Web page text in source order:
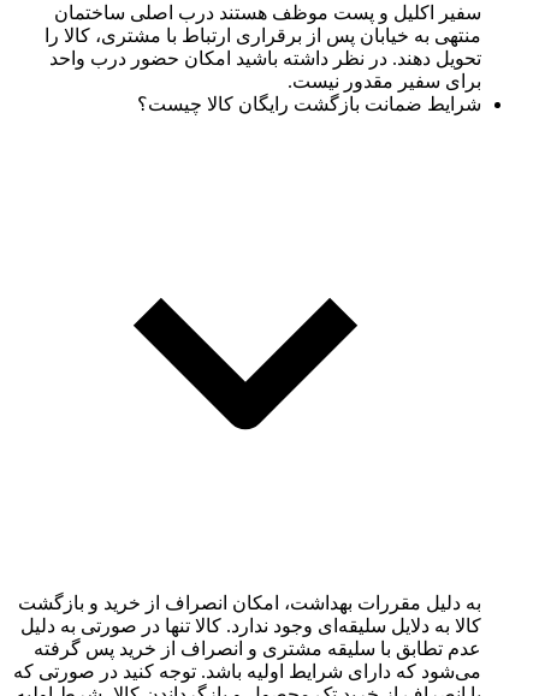
سفیر اکلیل و پست موظف هستند درب اصلی ساختمان
منتهی به خیابان پس از برقراری ارتباط با مشتری، کالا را
تحویل دهند. در نظر داشته باشید امکان حضور درب واحد
برای سفیر مقدور نیست.
شرایط ضمانت بازگشت رایگان کالا چیست؟
به دلیل مقررات بهداشت، امکان انصراف از خرید و بازگشت
کالا به دلایل سلیقه‌ای وجود ندارد. کالا تنها در صورتی به دلیل
عدم تطابق با سلیقه مشتری و انصراف از خرید پس گرفته
می‌شود که دارای شرایط اولیه باشد. توجه کنید در صورتی که